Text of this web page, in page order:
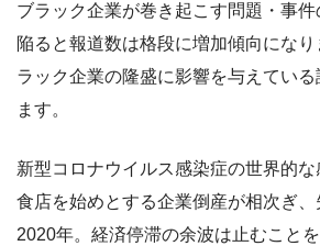
ブラック企業が巻き起こす問題・事
陥ると報道数は格段に増加傾向にな
ラック企業の隆盛に影響を与えている
ます。
新型コロナウイルス感染症の世界的
食店を始めとする企業倒産が相次ぎ
2020年。経済停滞の余波は止むこと